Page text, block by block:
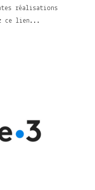
réalisations
ce lien...